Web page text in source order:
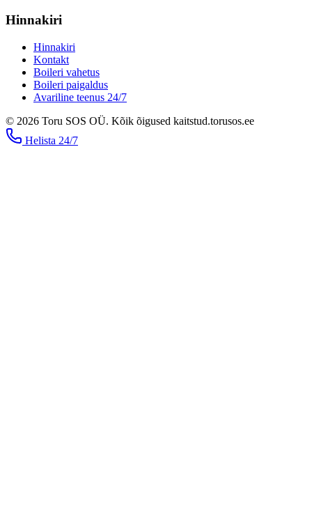
Hinnakiri
Hinnakiri
Kontakt
Boileri vahetus
Boileri paigaldus
Avariline teenus 24/7
© 2026 Toru SOS OÜ. Kõik õigused kaitstud.torusos.ee
Helista 24/7